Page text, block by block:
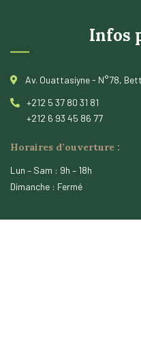
Infos
Av. Ouattasiyne - N°78,
+212 5 37 80 31 81
+212 6 93 45 86 77
Horaires d’ouverture :
Lun – Sam : 9h – 18h
Dimanche : Fermé